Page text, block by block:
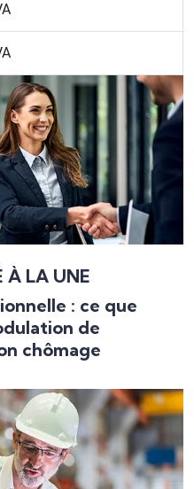
À LA UNE
: ce que
de
chômage